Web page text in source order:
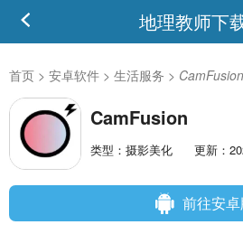
地理教师下
首页 > 安卓软件 > 生活服务 >
CamFusion
类型：摄影美化 更新：
前往安卓